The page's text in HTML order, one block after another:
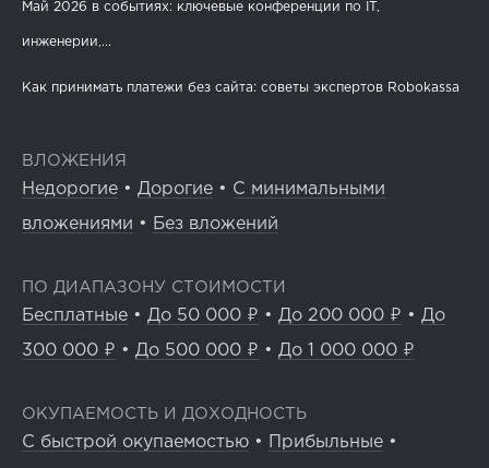
Май 2026 в событиях: ключевые конференции по IT,
инженерии,...
Как принимать платежи без сайта: советы экспертов Robokassa
ВЛОЖЕНИЯ
Недорогие • Дорогие • С минимальными
вложениями • Без вложений
ПО ДИАПАЗОНУ СТОИМОСТИ
Бесплатные • До 50 000 ₽ • До 200 000 ₽ • До
300 000 ₽ • До 500 000 ₽ • До 1 000 000 ₽
ОКУПАЕМОСТЬ И ДОХОДНОСТЬ
С быстрой окупаемостью • Прибыльные •